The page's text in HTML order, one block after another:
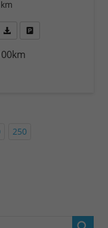
rufen Sie an
Fahrzeugexposé (PDF)
250